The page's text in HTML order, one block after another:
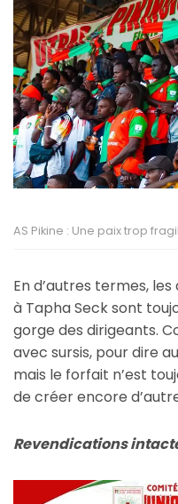
AS Pikine : Une paix trop
En d’autres termes,
à Tapha Seck sont
gorge des dirigeants.
avec sursis, pour dire
mais le forfait n’est
de créer encore
Revendications